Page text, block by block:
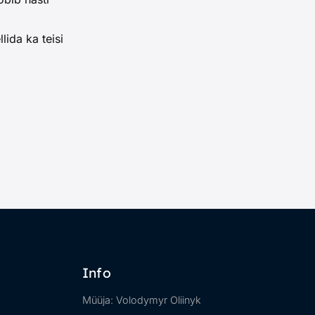
ka teisi
Info
Müüja: Volodymyr Oliinyk